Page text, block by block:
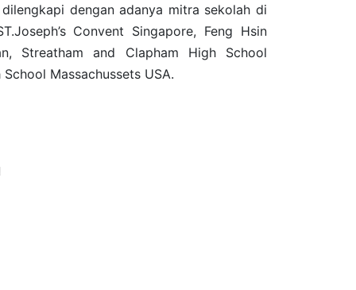
dengan adanya mitra sekolah di
Convent Singapore, Feng Hsin
Streatham and Clapham High School
Massachussets USA.